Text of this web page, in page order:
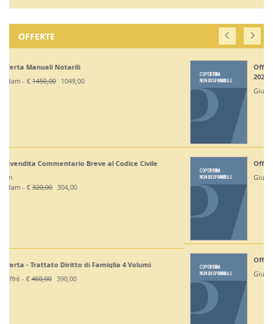
Off. Codici Civile, Penale, Proc Civile, Proc Penale
2026 - Esame Avv
Giuffrè - €
Off Codici Civile e Penale 2026 - Esame Avvocato
Off. Codici Civile e Proc Civile 2026 - Esame Avvocato
Giuffrè - €195,00 185,20